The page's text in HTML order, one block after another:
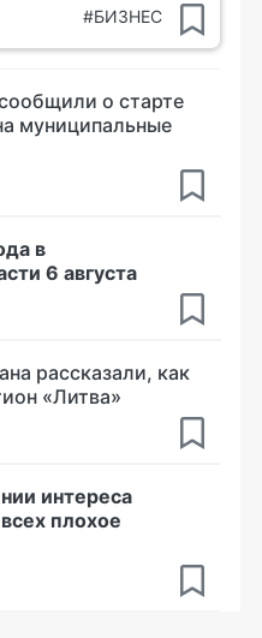
#БИЗНЕС
о старте
муниципальные
в
6 августа
рассказали, как
«Литва»
интереса
плохое